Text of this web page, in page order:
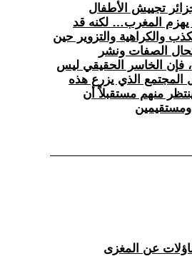
تجييش الأطفال
المغرب… لكنه قد
والكراهية والتزوير حين
الصفات ونشر
فإن الخاسر الحقيقي ليس
المجتمع الذي يزرع هذه
منهم مستقبلاً أن